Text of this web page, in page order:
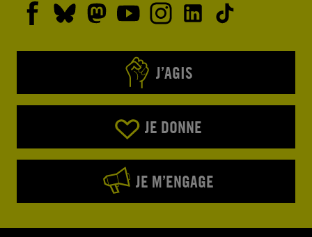
J’AGIS
JE DONNE
JE M’ENGAGE